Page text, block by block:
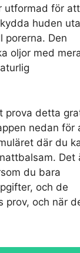
utformad för
huden
porerna. Den
oljor med
prova detta
nedan för
där du
Det
du bara
och de
prov, och när